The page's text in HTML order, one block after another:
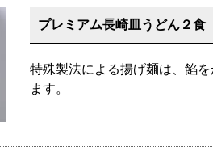
プレミアム長崎皿うどん２食
特殊製法による揚げ麺は、餡
ます。